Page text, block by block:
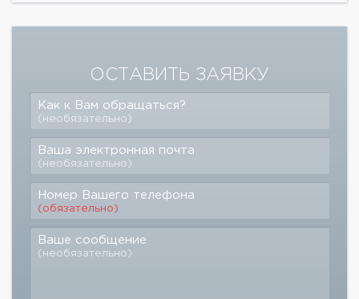
ОСТАВИТЬ ЗАЯВКУ
Как к Вам обращаться?
(необязательно)
Ваша электронная почта
(необязательно)
Номер Вашего телефона
(обязательно)
Ваше сообщение
(необязательно)